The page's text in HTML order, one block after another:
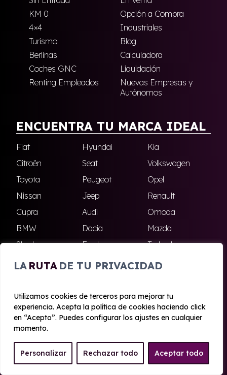
LA RUTA DE TU PRIVACIDAD
Utilizamos cookies de terceros para mejorar tu
experiencia. Acepta la política de cookies haciendo click
en “Acepto”. Puedes configurar los ajustes en cualquier
momento.
Personalizar Rechazar todo Aceptar todo
KM 0
Opción a Compra
4×4
Industriales
Turismo
Blog
Berlinas
Calculadora
Coches GNC
Liquidación
Renting Empleados
Nuevas Empresas y
Autónomos
ENCUENTRA TU MARCA IDEAL
Fiat Hyundai
Kia
Citroën
Seat
Volkswagen
Toyota
Peugeot
Opel
Nissan
Jeep
Renault
Cupra
Audi
Omoda
BMW
Dacia
Mazda
Skoda
Ford Todas las marcas
ENCUÉNTRANOS
Antequera
Fuengirola
Marbella